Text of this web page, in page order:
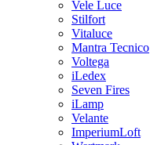
Vele Luce
Stilfort
Vitaluce
Mantra Tecnico
Voltega
iLedex
Seven Fires
iLamp
Velante
ImperiumLoft